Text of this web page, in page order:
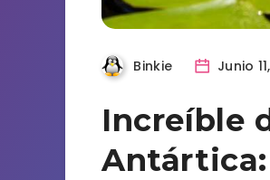
Binkie Junio
Increíble